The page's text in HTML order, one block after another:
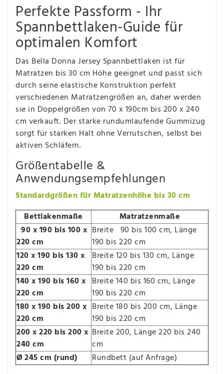
Perfekte Passform - Ihr
Spannbettlaken-Guide für
optimalen Komfort
Das Bella Donna Jersey Spannbettlaken ist für
Matratzen bis 30 cm Höhe geeignet und passt sich
durch seine elastische Konstruktion perfekt
verschiedenen Matratzengrößen an, daher werden
sie in Doppelgrößen von 70 x 190cm bis 200 x 240
cm verkauft. Der starke rundumlaufende Gummizug
sorgt für starken Halt ohne Verrutschen, selbst bei
aktiven Schläfern.
Größentabelle &
Anwendungsempfehlungen
Standardgrößen für Matratzenhöhe bis 30 cm
Bettlakenmaße
Matratzenmaße
90 x 190 bis 100 x
220 cm
Breite 90 bis 100 cm, Länge
190 bis 220 cm
120 x 190 bis 130 x
220 cm
Breite 120 bis 130 cm, Länge
190 bis 220 cm
140 x 190 bis 160 x
220 cm
Breite 140 bis 160 cm, Länge
190 bis 220 cm
180 x 190 bis 200 x
220 cm
Breite 180 bis 200 cm, Länge
190 bis 220 cm
200 x 220 bis 200 x
240 cm
Breite 200, Länge 220 bis 240
cm
Ø 245 cm (rund)
Rundbett (auf Anfrage)